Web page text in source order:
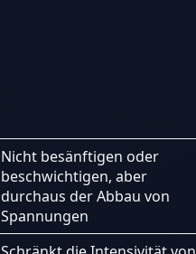
Nicht besänftigen oder
beschwichtigen, aber
durchaus der Abbau von
Spannungen